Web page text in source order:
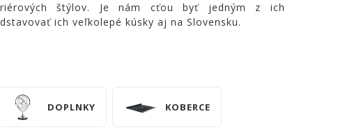
štýlov. Je nám cťou byť jedným z ich
ich veľkolepé kúsky aj na Slovensku.
DOPLNKY KOBERCE